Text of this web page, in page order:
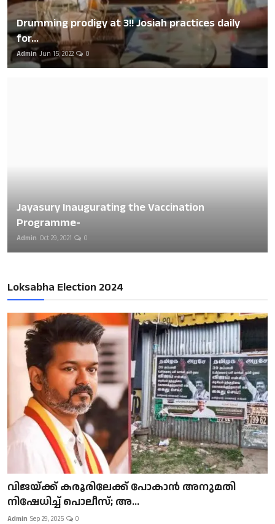
Drumming prodigy at 3!! Josiah practices daily
for...
Admin Jun 15, 2022 0
Jayasury Inaugurating the Vaccination
Programme-
Admin Oct 29, 2021 0
Loksabha Election 2024
വിജയ്ക്ക് കരൂരിലേക്ക് പോകാൻ അനുമതി
നിഷേധിച്ച് പൊലീസ്; അ...
Admin Sep 29, 2025 0